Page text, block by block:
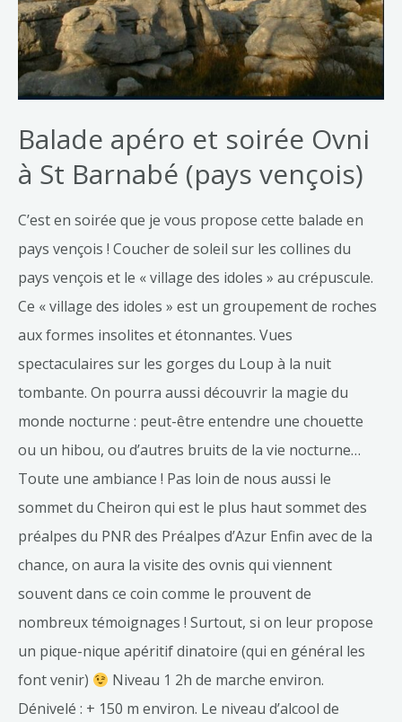
Balade apéro et soirée Ovni
à St Barnabé (pays vençois)
C’est en soirée que je vous propose cette balade en
pays vençois ! Coucher de soleil sur les collines du
pays vençois et le « village des idoles » au crépuscule.
Ce « village des idoles » est un groupement de roches
aux formes insolites et étonnantes. Vues
spectaculaires sur les gorges du Loup à la nuit
tombante. On pourra aussi découvrir la magie du
monde nocturne : peut-être entendre une chouette
ou un hibou, ou d’autres bruits de la vie nocturne…
Toute une ambiance ! Pas loin de nous aussi le
sommet du Cheiron qui est le plus haut sommet des
préalpes du PNR des Préalpes d’Azur Enfin avec de la
chance, on aura la visite des ovnis qui viennent
souvent dans ce coin comme le prouvent de
nombreux témoignages ! Surtout, si on leur propose
un pique-nique apéritif dinatoire (qui en général les
font venir)
Niveau 1 2h de marche environ.
Dénivelé : + 150 m environ. Le niveau d’alcool de